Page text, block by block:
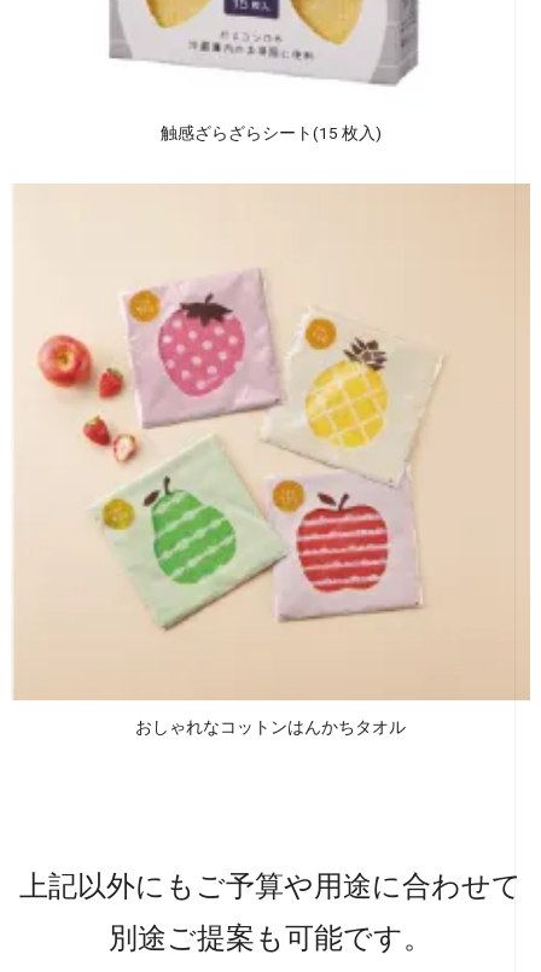
触感ざらざらシート(15 枚入)
おしゃれなコットンはんかちタオル
上記以外にもご予算や用途に合わせて
別途ご提案も可能です。